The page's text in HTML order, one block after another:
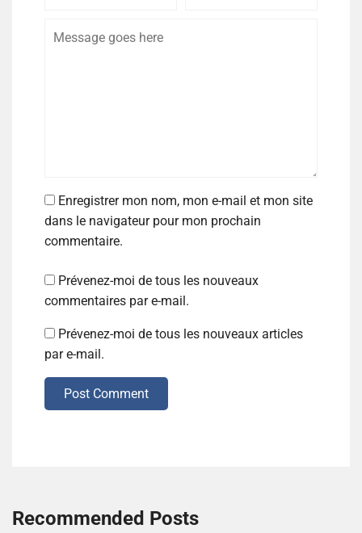
Enregistrer mon nom, mon e-mail et mon site
dans le navigateur pour mon prochain
commentaire.
Prévenez-moi de tous les nouveaux
commentaires par e-mail.
Prévenez-moi de tous les nouveaux articles
par e-mail.
Post Comment
Recommended Posts